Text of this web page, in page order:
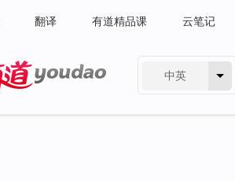
翻译 有道精品课 云笔记
中英